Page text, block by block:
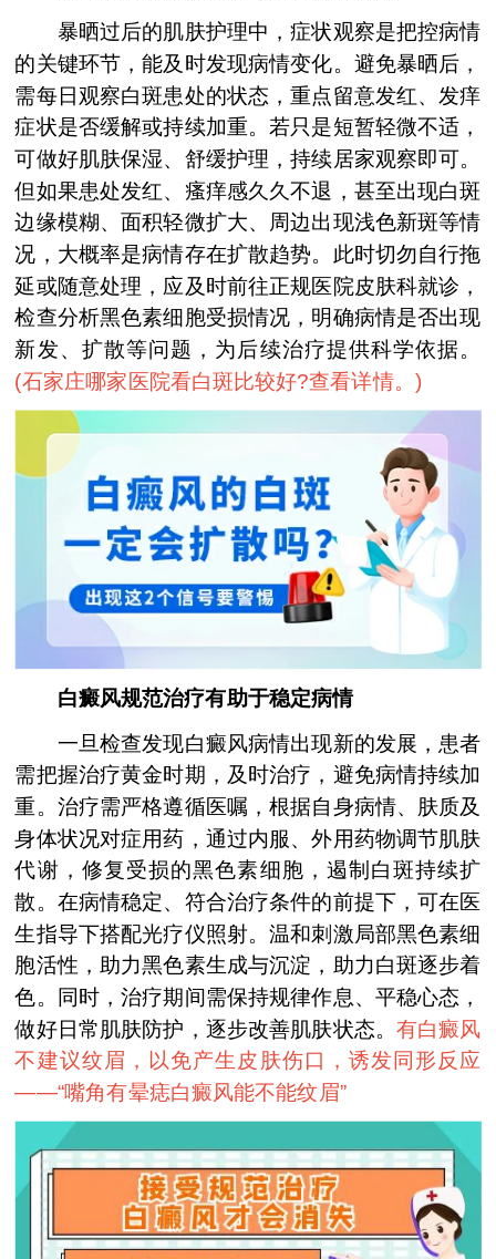
暴晒过后的肌肤护理中，症状观察是把控病情
的关键环节，能及时发现病情变化。避免暴晒后，
需每日观察白斑患处的状态，重点留意发红、发痒
症状是否缓解或持续加重。若只是短暂轻微不适，
可做好肌肤保湿、舒缓护理，持续居家观察即可。
但如果患处发红、瘙痒感久久不退，甚至出现白斑
边缘模糊、面积轻微扩大、周边出现浅色新斑等情
况，大概率是病情存在扩散趋势。此时切勿自行拖
延或随意处理，应及时前往正规医院皮肤科就诊，
检查分析黑色素细胞受损情况，明确病情是否出现
新发、扩散等问题，为后续治疗提供科学依据。
(石家庄哪家医院看白斑比较好?查看详情。 )
白癜风规范治疗有助于稳定病情
一旦检查发现白癜风病情出现新的发展，患者
需把握治疗黄金时期，及时治疗，避免病情持续加
重。治疗需严格遵循医嘱，根据自身病情、肤质及
身体状况对症用药，通过内服、外用药物调节肌肤
代谢，修复受损的黑色素细胞，遏制白斑持续扩
散。在病情稳定、符合治疗条件的前提下，可在医
生指导下搭配光疗仪照射。温和刺激局部黑色素细
胞活性，助力黑色素生成与沉淀，助力白斑逐步着
色。同时，治疗期间需保持规律作息、平稳心态，
做好日常肌肤防护，逐步改善肌肤状态。有白癜风
不建议纹眉，以免产生皮肤伤口，诱发同形反应
——“嘴角有晕痣白癜风能不能纹眉”